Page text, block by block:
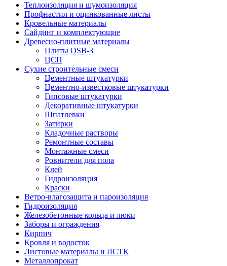
Теплоизоляция и шумоизоляция
Профнастил и оцинкованные листы
Кровельные материалы
Сайдинг и комплектующие
Древесно-плитные материалы
Плиты OSB-3
ЦСП
Сухие строительные смеси
Цементные штукатурки
Цементно-известковые штукатурки
Гипсовые штукатурки
Декоративные штукатурки
Шпатлевки
Затирки
Кладочные растворы
Ремонтные составы
Монтажные смеси
Ровнители для пола
Клей
Гидроизоляция
Краски
Ветро-влагозащита и пароизоляция
Гидроизоляция
Железобетонные кольца и люки
Заборы и ограждения
Кирпич
Кровля и водосток
Листовые материалы и ЛСТК
Металлопрокат